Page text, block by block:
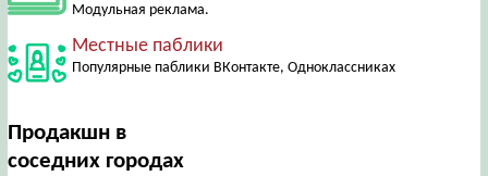
Модульная реклама.
Местные паблики
Популярные паблики ВКонтакте, Одноклассниках
Продакшн в
соседних городах